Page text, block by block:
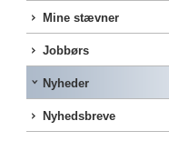
Mine stævner
Jobbørs
Nyheder
Nyhedsbreve